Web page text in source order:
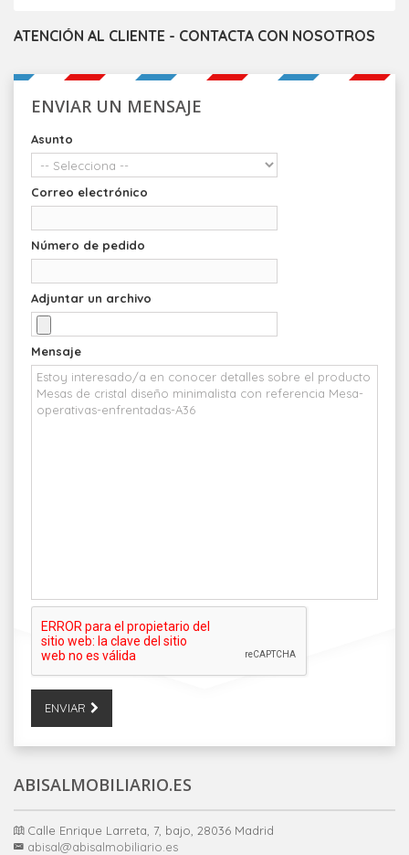
ATENCIÓN AL CLIENTE - CONTACTA CON NOSOTROS
ENVIAR UN MENSAJE
Asunto
Correo electrónico
Número de pedido
Adjuntar un archivo
Mensaje
ENVIAR
ABISALMOBILIARIO.ES
Calle Enrique Larreta, 7, bajo, 28036 Madrid
abisal@abisalmobiliario.es